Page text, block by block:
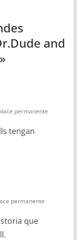
and
permanente
tengan
permanente
que